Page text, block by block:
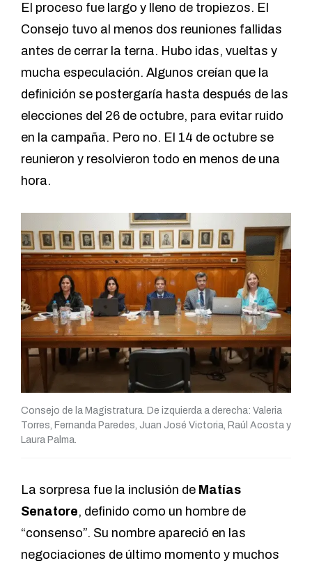
El proceso fue largo y lleno de tropiezos. El
Consejo tuvo al menos dos reuniones fallidas
antes de cerrar la terna. Hubo idas, vueltas y
mucha especulación. Algunos creían que la
definición se postergaría hasta después de las
elecciones del 26 de octubre, para evitar ruido
en la campaña. Pero no. El 14 de octubre se
reunieron y resolvieron todo en menos de una
hora.
Consejo de la Magistratura. De izquierda a derecha: Valeria
Torres, Fernanda Paredes, Juan José Victoria, Raúl Acosta y
Laura Palma.
La sorpresa fue la inclusión de Matías
Senatore, definido como un hombre de
“consenso”. Su nombre apareció en las
negociaciones de último momento y muchos